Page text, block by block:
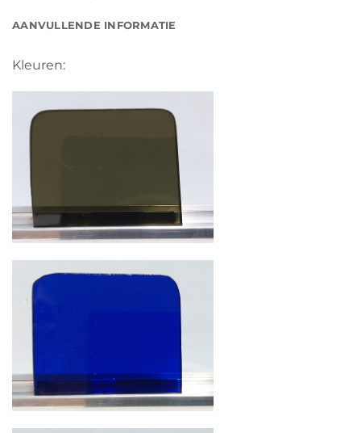
AANVULLENDE INFORMATIE
Kleuren: